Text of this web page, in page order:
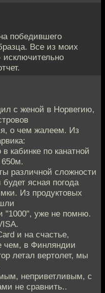
победившего
Все из моих
исключительно
с женой в Норвегию,
о чем жалеем. Из
кабинке по канатной
650м.
различной сложности
ясная погода
Из продуктовых
"1000", уже не помню.
и на счастье,
чем, в Финляндии
летал вертолет, мы
неприветливым, с
не сравнить..